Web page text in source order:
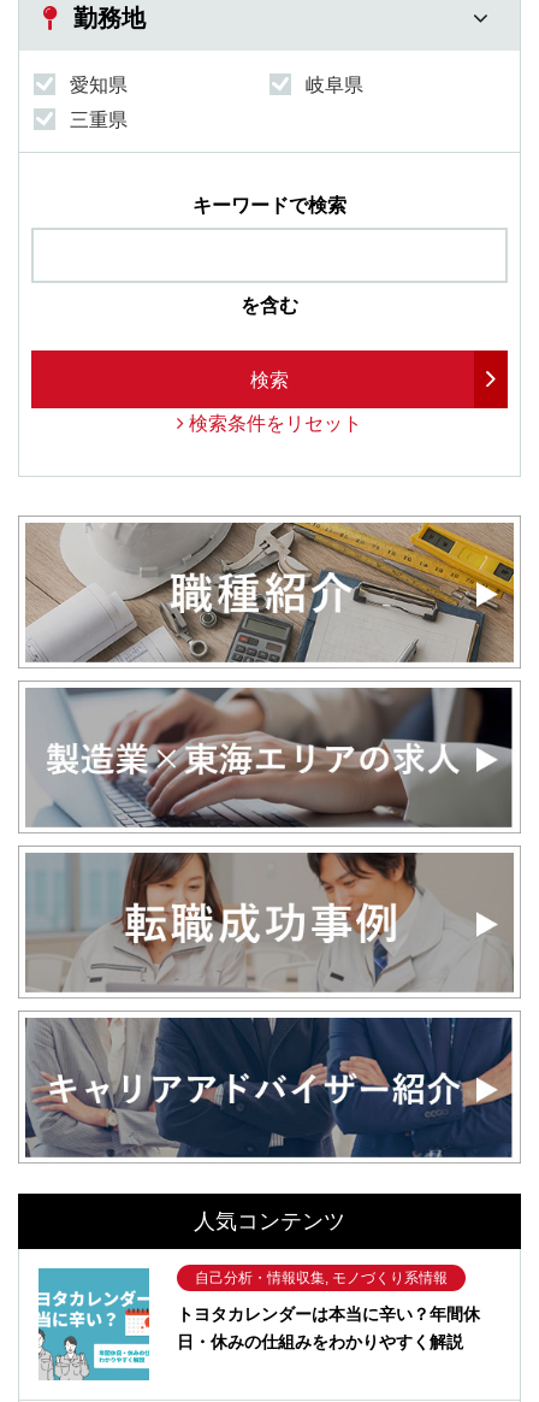
勤務地
愛知県
岐阜県
三重県
キーワードで検索
を含む
検索
検索条件をリセット
人気コンテンツ
自己分析・情報収集, モノづくり系情報
トヨタカレンダーは本当に辛い？年間休
日・休みの仕組みをわかりやすく解説